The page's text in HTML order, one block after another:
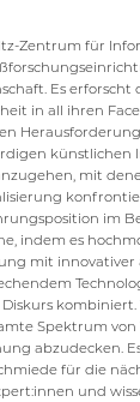
Zentrum für
Es erforscht
in all ihren
künstlichen
mit
im
indem es
mit
kombiniert.
Spektrum von
abzudecken.
für die
und